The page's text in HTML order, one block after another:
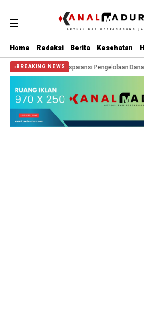
Home Redaksi Berita Kesehatan
BREAKING NEWS
“Transparansi Pengelolaan Dana Haji, Anggota